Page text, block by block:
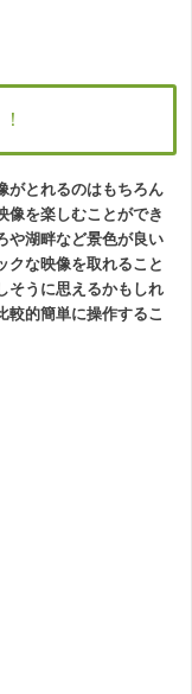
がとれるのはもちろん
像を楽しむことができ
や湖畔など景色が良い
クな映像を取れること
そうに思えるかもしれ
較的簡単に操作するこ